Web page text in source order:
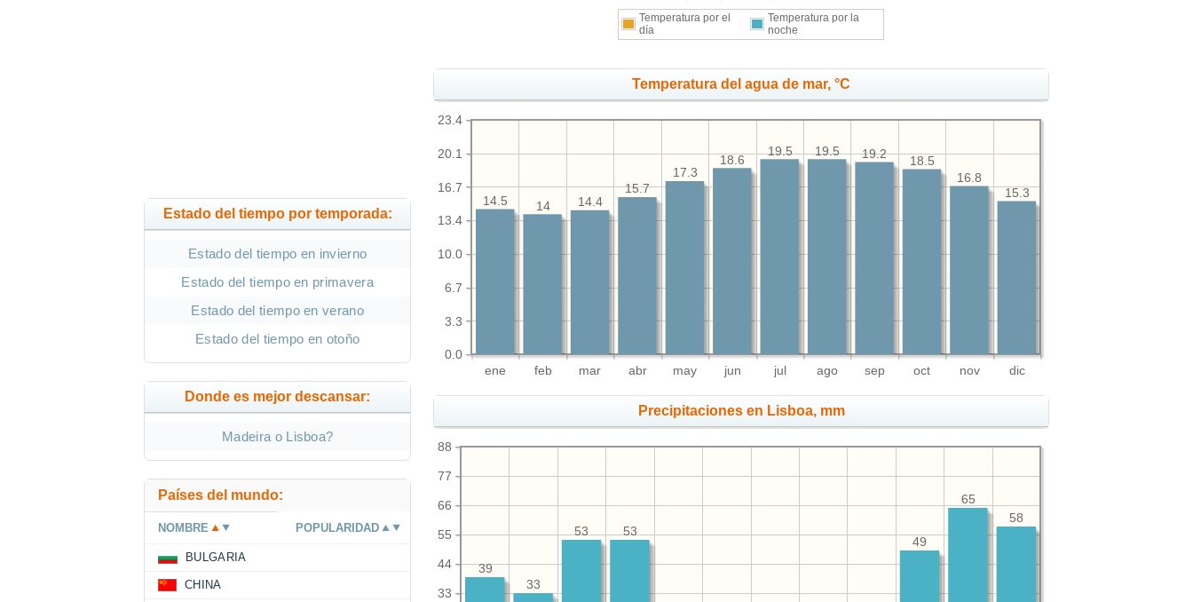
Temperatura por el
día
Temperatura por la
noche
Temperatura del agua de mar, °C
ene feb mar abr may jun jul ago sep oct nov dic
0.0
3.3
6.7
10.0
13.4
16.7
20.1
23.4
15.3
16.8
18.5
19.2
19.5
19.5
18.6
17.3
15.7
14.4
14
14.5
Precipitaciones en Lisboa, mm
33
44
55
66
77
88
58
65
49
53
53
33
39
Estado del tiempo por temporada:
Estado del tiempo en invierno
Estado del tiempo en primavera
Estado del tiempo en verano
Estado del tiempo en otoño
Donde es mejor descansar:
Madeira o Lisboa?
Países del mundo:
NOMBRE POPULARIDAD
BULGARIA
CHINA